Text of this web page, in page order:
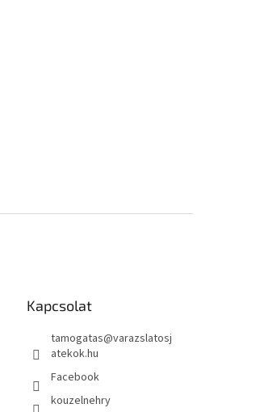
Kapcsolat
tamogatas@varazslatosj
atekok.hu
Facebook
kouzelnehry